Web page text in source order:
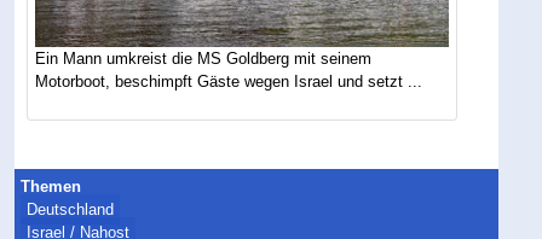
Ein Mann umkreist die MS Goldberg mit seinem
Motorboot, beschimpft Gäste wegen Israel und setzt ...
Themen
Deutschland
Israel / Nahost